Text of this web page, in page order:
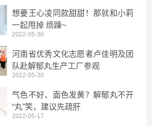
想要王心凌同款甜甜！那就和小莉
一起甩掉 烦躁~
2022-05-30
河南省优秀文化志愿者卢佳明及团
队赴解郁丸生产工厂参观
2022-05-30
气色不好、面色发黄？解郁丸不开
“丸”笑，建议先疏肝
2022-05-17